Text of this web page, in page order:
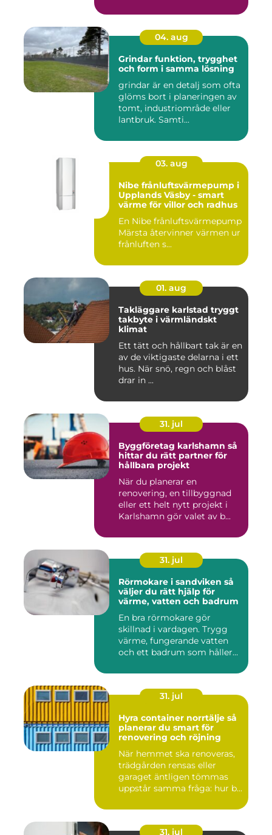
04. aug
Grindar funktion, trygghet
och form i samma lösning
grindar är en detalj som ofta
glöms bort i planeringen av
tomt, industriområde eller
lantbruk. Samti...
03. aug
Nibe frånluftsvärmepump i
Upplands Väsby - smart
värme för villor och radhus
En Nibe frånluftsvärmepump
Märsta återvinner värmen ur
frånluften s...
01. aug
Takläggare karlstad tryggt
takbyte i värmländskt
klimat
Ett tätt och hållbart tak är en
av de viktigaste delarna i ett
hus. När snö, regn och blåst
drar in ...
31. jul
Byggföretag karlshamn så
hittar du rätt partner för
hållbara projekt
När du planerar en
renovering, en tillbyggnad
eller ett helt nytt projekt i
Karlshamn gör valet av b...
31. jul
Rörmokare i sandviken så
väljer du rätt hjälp för
värme, vatten och badrum
En bra rörmokare gör
skillnad i vardagen. Trygg
värme, fungerande vatten
och ett badrum som håller
31. jul
Hyra container norrtälje så
planerar du smart för
renovering och röjning
När hemmet ska renoveras,
trädgården rensas eller
garaget äntligen tömmas
uppstår samma fråga: hur b...
31. jul